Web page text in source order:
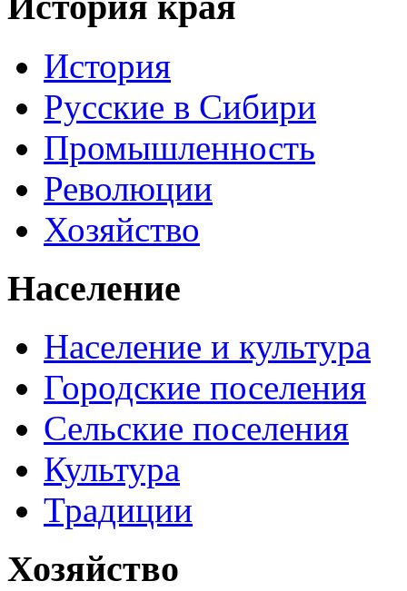
История
Русские в Сибири
Промышленность
Революции
Хозяйство
Население
Население и культура
Городские поселения
Сельские поселения
Культура
Традиции
Хозяйство